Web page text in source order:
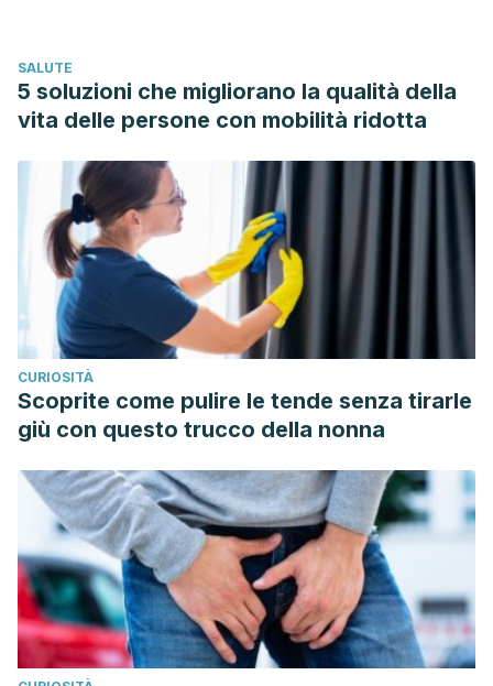
SALUTE
5 soluzioni che migliorano la qualità della
vita delle persone con mobilità ridotta
CURIOSITÀ
Scoprite come pulire le tende senza tirarle
giù con questo trucco della nonna